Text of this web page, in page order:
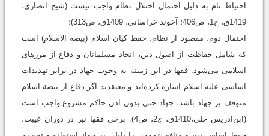
احتیاط تام به دلیل احتمال اختلال نظام واجب نیست (شیخ انصاری،
1419ق، ج‌1، ص406؛ آخوند خراسانی، 1409ق، ص313)؛
احتمال دوم، مقصود از نظام، حفظ کیان اسلام (بیضة الاسلام) است
که شامل حفاظت از اصول دین، اتحاد مسلمانان و دفاع از مرزهای
اسلامی می‌شود. فقها در این زمینه به وجوب جهاد در برابر تهدیدات
اساسی علیه اسلام اشاره کرده‌اند و معتقدند اگر دفاع از بیضة اسلام
متوقف بر جهاد باشد، جهاد حتی بدون اذن حاکم مشروع واجب است
(ابن‌ادریس حلی،1410ق، ج‌2، ص4). برخی فقها نیز در دوران غیبت،